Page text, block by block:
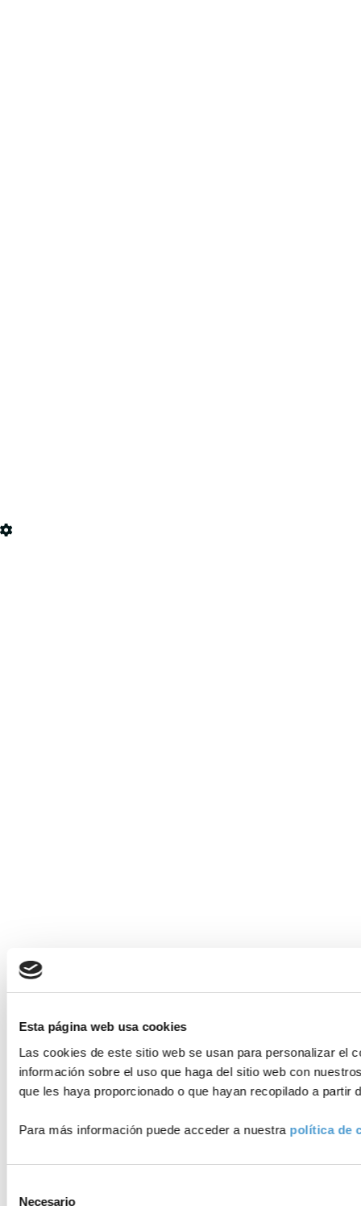
Esta página web usa cookies
Las cookies de este sitio web se usan para personalizar el
información sobre el uso que haga del sitio web con
que les haya proporcionado o que hayan recopilado a
Para más información puede acceder a nuestra política de
Necesario